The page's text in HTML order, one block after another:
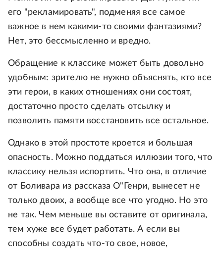
его "рекламировать", подменяя все самое
важное в нем какими-то своими фантазиями?
Нет, это бессмысленно и вредно.
Обращение к классике может быть довольно
удобным: зрителю не нужно объяснять, кто все
эти герои, в каких отношениях они состоят,
достаточно просто сделать отсылку и
позволить памяти восстановить все остальное.
Однако в этой простоте кроется и большая
опасность. Можно поддаться иллюзии того, что
классику нельзя испортить. Что она, в отличие
от Боливара из рассказа O"Генри, вынесет не
только двоих, а вообще все что угодно. Но это
не так. Чем меньше вы оставите от оригинала,
тем хуже все будет работать. А если вы
способны создать что-то свое, новое,